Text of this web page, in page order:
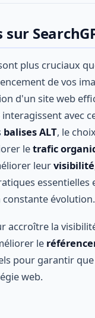
plus cruciaux
de vos
d'un site web
avec
balises ALT, le
letrafic
leurvisibilité
essentielles
évolution.
accroître la
le
pour garantir
web.